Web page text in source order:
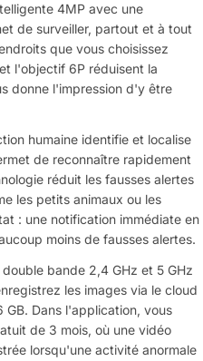
4MP avec une
de surveiller, partout et à tout
que vous choisissez
l'objectif 6P réduisent la
donne l'impression d'y être
humaine identifie et localise
de reconnaître rapidement
réduit les fausses alertes
les petits animaux ou les
: une notification immédiate en
moins de fausses alertes.
bande 2,4 GHz et 5 GHz
les images via le cloud
Dans l'application, vous
de 3 mois, où une vidéo
lorsqu'une activité anormale